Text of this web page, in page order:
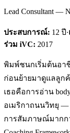
Lead Consultant —
ประสบการณ์: 12 ปี·
ร่วม iVC: 2017
พิมพ์ชนกเริ่มต้นอา
ก่อนย้ายมาดูแลลูกค้
เธอคือการอ่าน
อเมริกาถนนวิทยุ —
การสัมภาษณ์มากกว่